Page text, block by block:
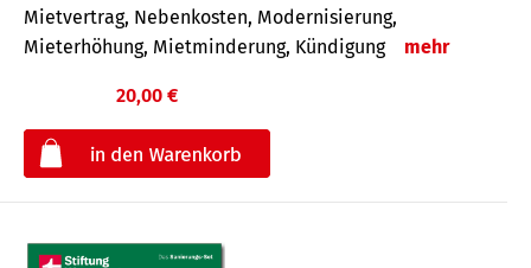
Mietvertrag, Nebenkosten, Modernisierung,
Mieterhöhung, Mietminderung, Kündigung
mehr
20,00 €